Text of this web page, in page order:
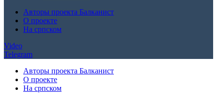
Авторы проекта Балканист
О проекте
На српском
Video
Telegram
Авторы проекта Балканист
О проекте
На српском